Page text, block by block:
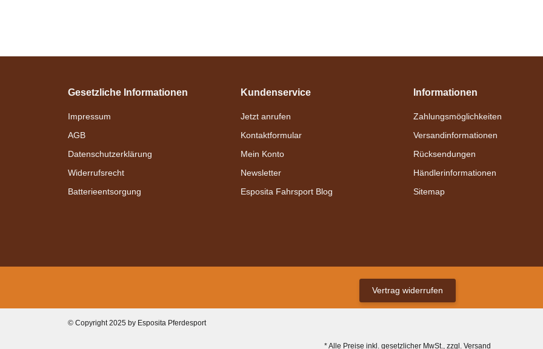
Bestseller
Gesetzliche Informationen
Impressum
AGB
Datenschutzerklärung
Widerrufsrecht
Batterieentsorgung
Kundenservice
Jetzt anrufen
Kontaktformular
Mein Konto
Newsletter
Esposita Fahrsport Blog
Informationen
Zahlungsmöglichkeiten
Versandinformationen
Rücksendungen
Händlerinformationen
Sitemap
Vertrag widerrufen
© Copyright 2025 by Esposita Pferdesport
* Alle Preise inkl. gesetzlicher MwSt., zzgl. Versand